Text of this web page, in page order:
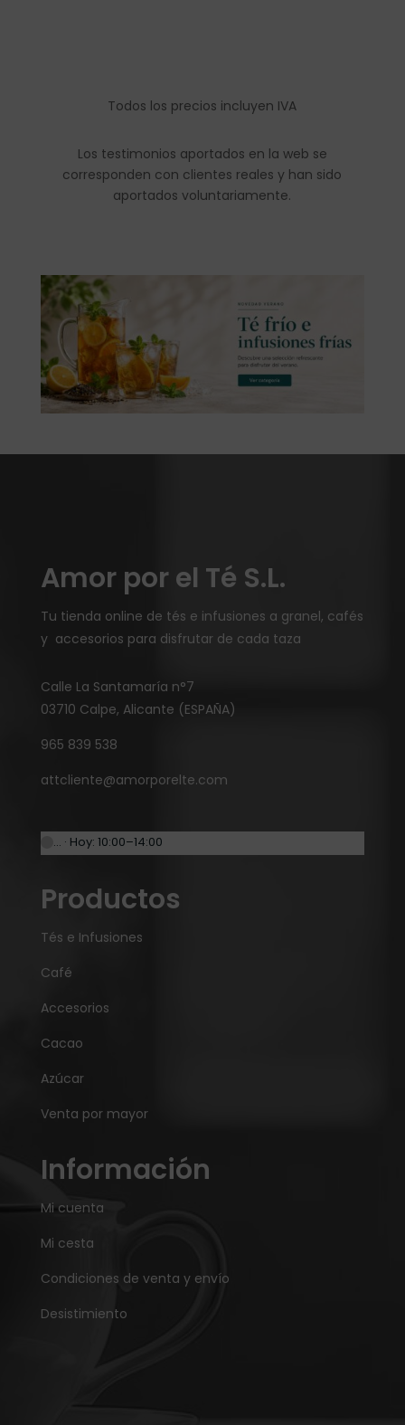
Todos los precios incluyen IVA
Los testimonios aportados en la web se
corresponden con clientes reales y han sido
aportados voluntariamente.
Amor por el Té S.L.
Tu tienda online de tés e infusiones a granel, cafés
y accesorios para disfrutar de cada taza
Calle La Santamaría n°7
03710 Calpe, Alicante (ESPAÑA)
965 839 538
attcliente@amorporelte.com
… · Hoy: 10:00–14:00
Productos
Tés e Infusiones
Café
Accesorios
Cacao
Azúcar
Venta por mayor
Información
Mi cuenta
Mi cesta
Condiciones de venta y envío
Desistimiento